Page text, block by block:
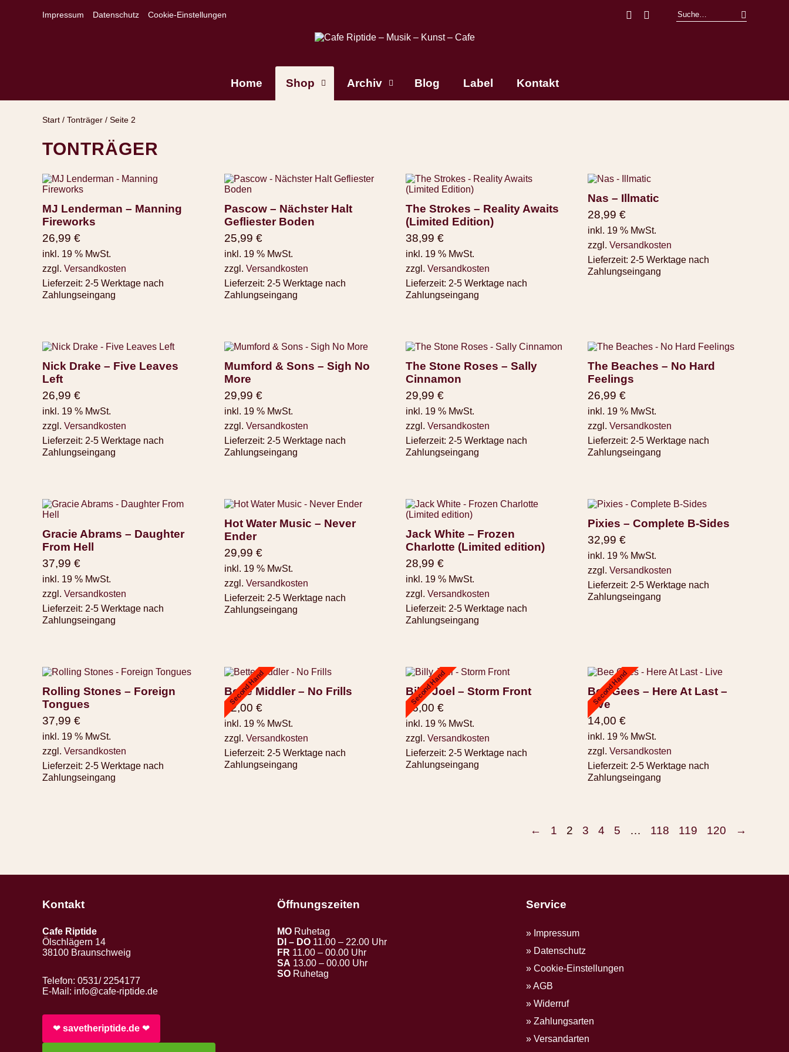
Home Shop Archiv Blog Label Kontakt
Impressum Datenschutz
Cookie-Einstellungen
Start / Tonträger / Seite 2
TONTRÄGER
MJ Lenderman – Manning
Fireworks
26,99 €
inkl. 19 % MwSt.
zzgl. Versandkosten
Lieferzeit: 2-5 Werktage nach
Zahlungseingang
Pascow – Nächster Halt
Gefliester Boden
25,99 €
inkl. 19 % MwSt.
zzgl. Versandkosten
Lieferzeit: 2-5 Werktage nach
Zahlungseingang
The Strokes – Reality Awaits
(Limited Edition)
38,99€
inkl. 19 % MwSt.
zzgl.Versandkosten
Lieferzeit: 2-5 Werktage nach
Zahlungseingang
Nas – Illmatic
28,99 €
inkl. 19 % MwSt.
zzgl. Versandkosten
Lieferzeit: 2-5 Werktage nach
Zahlungseingang
Nick Drake – Five Leaves
Left
26,99 €
inkl. 19 % MwSt.
zzgl. Versandkosten
Lieferzeit: 2-5 Werktage nach
Zahlungseingang
Mumford & Sons – Sigh No
More
29,99 €
inkl. 19 % MwSt.
zzgl. Versandkosten
Lieferzeit: 2-5 Werktage nach
Zahlungseingang
The Stone Roses – Sally
Cinnamon
29,99€
inkl. 19 % MwSt.
zzgl.Versandkosten
Lieferzeit: 2-5 Werktage nach
Zahlungseingang
The Beaches – No Hard
Feelings
26,99 €
inkl. 19 % MwSt.
zzgl. Versandkosten
Lieferzeit: 2-5 Werktage nach
Zahlungseingang
Gracie Abrams – Daughter
From Hell
37,99 €
inkl. 19 % MwSt.
zzgl. Versandkosten
Lieferzeit: 2-5 Werktage nach
Zahlungseingang
Hot Water Music – Never
Ender
29,99 €
inkl. 19 % MwSt.
zzgl. Versandkosten
Lieferzeit: 2-5 Werktage nach
Zahlungseingang
Jack White – Frozen
Charlotte (Limited edition)
28,99€
inkl. 19 % MwSt.
zzgl.Versandkosten
Lieferzeit: 2-5 Werktage nach
Zahlungseingang
Pixies – Complete B-Sides
32,99 €
inkl. 19 % MwSt.
zzgl. Versandkosten
Lieferzeit: 2-5 Werktage nach
Zahlungseingang
Rolling Stones – Foreign
Tongues
37,99 €
inkl. 19 % MwSt.
zzgl. Versandkosten
Lieferzeit: 2-5 Werktage nach
Zahlungseingang
Second Hand
Bette Middler – No Frills
12,00 €
inkl. 19 % MwSt.
zzgl. Versandkosten
Lieferzeit: 2-5 Werktage nach
Zahlungseingang
Second Hand
Billy Joel – Storm Front
16,00€
inkl. 19 % MwSt.
zzgl.Versandkosten
Lieferzeit: 2-5 Werktage nach
Zahlungseingang
Second Hand
Bee Gees – Here At Last –
Live
14,00 €
inkl. 19 % MwSt.
zzgl. Versandkosten
Lieferzeit: 2-5 Werktage nach
Zahlungseingang
← 1 2 3 4 5 … 118 119 120 →
Kontakt
Cafe Riptide
Ölschlägern 14
38100 Braunschweig
Telefon: 0531/ 2254177
E-Mail: info@cafe-riptide.de
❤︎ savetheriptide.de ❤︎
Öffnungszeiten
MO Ruhetag
DI – DO 11.00 – 22.00 Uhr
FR 11.00 – 00.00 Uhr
SA 13.00 – 00.00 Uhr
SO Ruhetag
Service
Impressum
Datenschutz
Cookie-Einstellungen
AGB
Widerruf
Zahlungsarten
Versandarten